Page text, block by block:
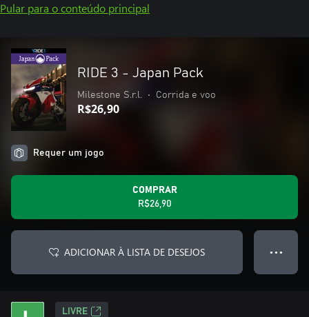
Pular para o conteúdo principal
RIDE 3 - Japan Pack
Milestone S.r.l. • Corrida e voo
R$26,90
Requer um jogo
COMPRAR
R$26,90
ADICIONAR À LISTA DE DESEJOS ● ● ●
LIVRE